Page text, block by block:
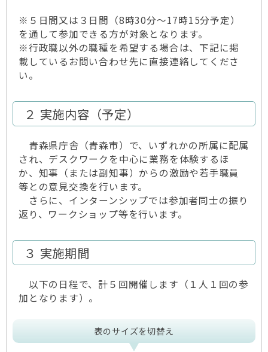
※５日間又は３日間（8時30分～17時15分予定）
を通して参加できる方が対象となります。
※行政職以外の職種を希望する場合は、下記に掲
載しているお問い合わせ先に直接連絡してくださ
い。
２ 実施内容（予定）
青森県庁舎（青森市）で、いずれかの所属に配属
され、デスクワークを中心に業務を体験するほ
か、知事（または副知事）からの激励や若手職員
等との意見交換を行います。
さらに、インターンシップでは参加者同士の振り
返り、ワークショップ等を行います。
３ 実施期間
以下の日程で、計５回開催します（１人１回の参
加となります）。
表のサイズを切替え